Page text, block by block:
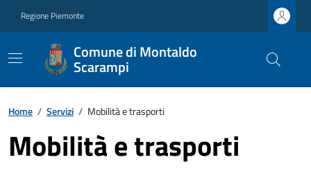
Regione Piemonte
Comune di Montaldo
Scarampi
Home / Servizi / Mobilità e trasporti
Mobilità e trasporti